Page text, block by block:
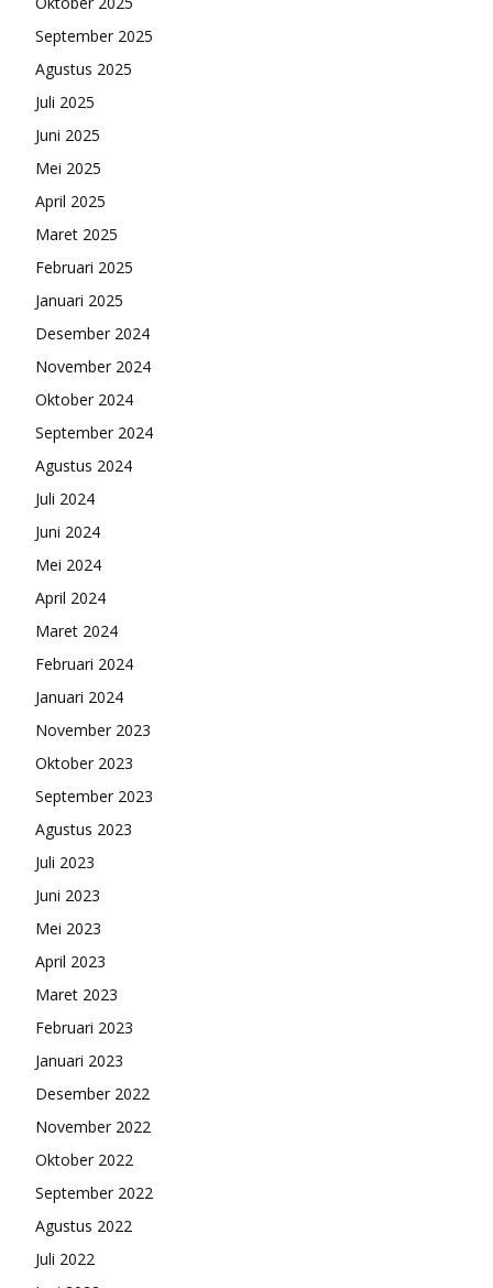
September 2025
Agustus 2025
Juli 2025
Juni 2025
Mei 2025
April 2025
Maret 2025
Februari 2025
Januari 2025
Desember 2024
November 2024
Oktober 2024
September 2024
Agustus 2024
Juli 2024
Juni 2024
Mei 2024
April 2024
Maret 2024
Februari 2024
Januari 2024
November 2023
Oktober 2023
September 2023
Agustus 2023
Juli 2023
Juni 2023
Mei 2023
April 2023
Maret 2023
Februari 2023
Januari 2023
Desember 2022
November 2022
Oktober 2022
September 2022
Agustus 2022
Juli 2022